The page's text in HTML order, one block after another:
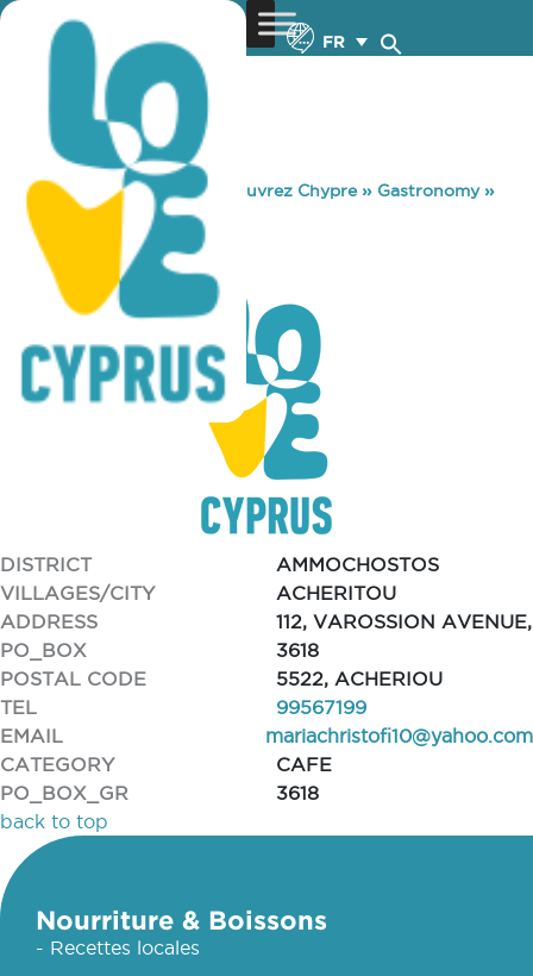
FR
You are here: Home »Découvrez Chypre» Gastronomy»
FANS INN
FANS INN
DISTRICT
AMMOCHOSTOS
VILLAGES/CITY
ACHERITOU
ADDRESS
112, VAROSSION AVENUE,
PO_BOX
3618
POSTAL CODE
5522, ACHERIOU
TEL
99567199
EMAIL
mariachristofi10@yahoo.com
CATEGORY
CAFE
PO_BOX_GR
3618
back to top
Nourriture & Boissons
- Recettes locales